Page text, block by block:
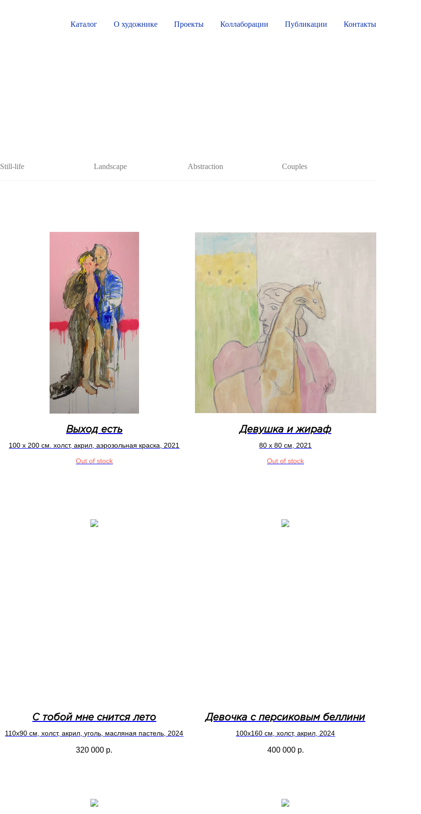
Каталог О художнике Проекты Коллаборации Публикации Контакты
Still-life Landscape Abstraction Couples
Выход есть
100 x 200 см. холст, акрил, аэрозольная краска, 2021
Out of stock
Девушка и жираф
80 x 80 см, 2021
Out of stock
С тобой мне снится лето
110x90 см, холст, акрил, уголь, масляная пастель, 2024
320 000 р.
Девочка с персиковым беллини
100x160 см, холст, акрил, 2024
400 000 р.